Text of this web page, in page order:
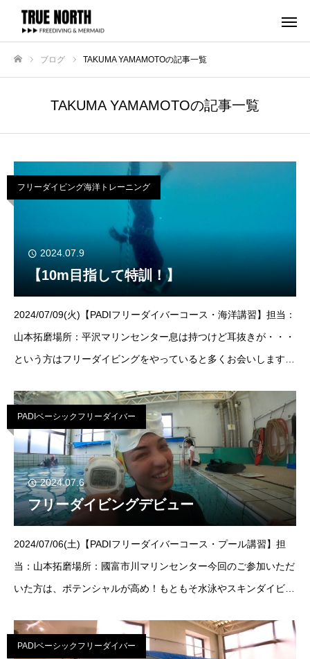
ブログ TAKUMA YAMAMOTOの記事一覧
TAKUMA YAMAMOTOの記事一覧
フリーダイビング海洋トレーニング
2024.07.9
【10m目指して特訓！】
2024/07/09(火)【PADIフリーダイバーコース・海洋講習】担当：
山本拓磨場所：平沢マリンセンター息は持つけど耳抜きが・・・
という方はフリーダイビングをやっていると多くお会いします。
リーイ
PADIベーシックフリーダイバー
2024.07.6
フリーダイビングデビュー
2024/07/06(土)【PADIフリーダイバーコース・プール講習】担
当：山本拓磨場所：國富市川マリンセンター今回のご参加いただ
いた方は、ポテンシャルが高め！もともそ水泳やスキンダイビン
PADIベーシックフリーダイバー